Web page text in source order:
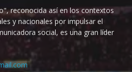
reconocida así en los contextos
y nacionales por impulsar el
social, es una gran líder